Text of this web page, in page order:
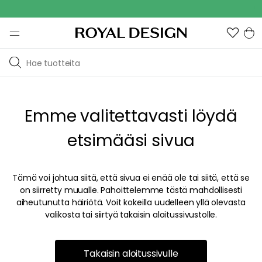
Emme valitettavasti löydä
etsimääsi sivua
Tämä voi johtua siitä, että sivua ei enää ole tai siitä, että se
on siirretty muualle. Pahoittelemme tästä mahdollisesti
aiheutunutta häiriötä. Voit kokeilla uudelleen yllä olevasta
valikosta tai siirtyä takaisin aloitussivustolle.
Takaisin aloitussivulle